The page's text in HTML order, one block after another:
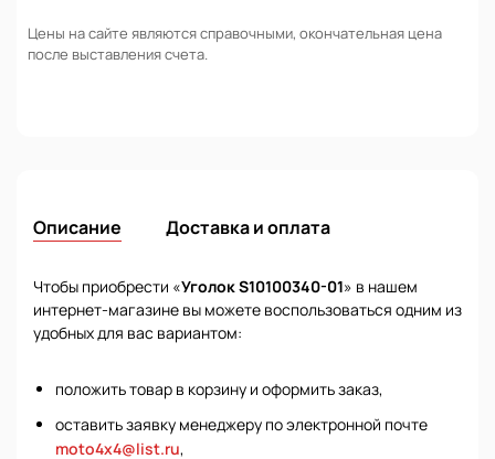
Цены на сайте являются справочными, окончательная цена
после выставления счета.
Описание Доставка и оплата
Чтобы приобрести «Уголок S10100340-01» в нашем
интернет-магазине вы можете воспользоваться одним из
удобных для вас вариантом:
положить товар в корзину и оформить заказ,
оставить заявку менеджеру по электронной почте
moto4x4@list.ru,